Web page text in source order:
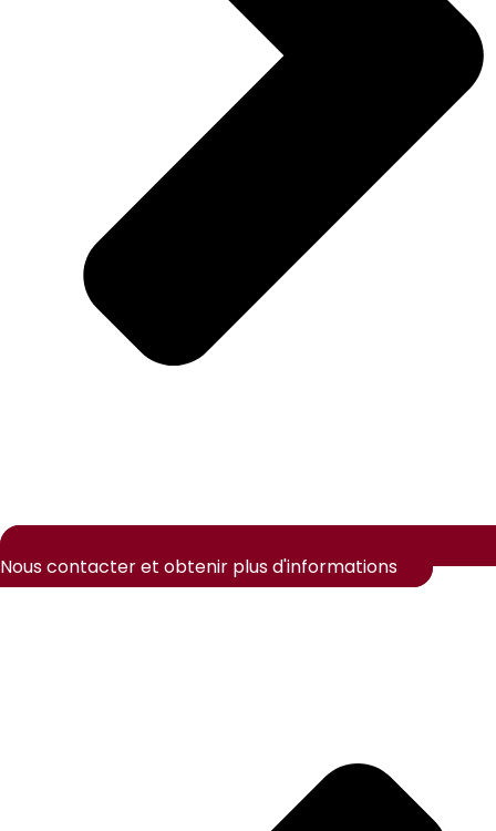
Nous contacter et obtenir plus d'informations